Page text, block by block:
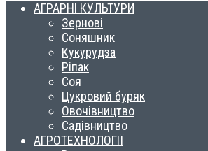
АГРАРНІ КУЛЬТУРИ
Зернові
Соняшник
Кукурудза
Ріпак
Соя
Цукровий буряк
Овочівництво
Садівництво
АГРОТЕХНОЛОГІЇ